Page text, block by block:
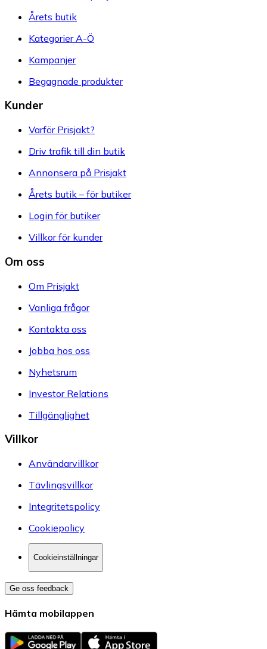
Årets butik
Kategorier A-Ö
Kampanjer
Begagnade produkter
Kunder
Varför Prisjakt?
Driv trafik till din butik
Annonsera på Prisjakt
Årets butik – för butiker
Login för butiker
Villkor för kunder
Om oss
Om Prisjakt
Vanliga frågor
Kontakta oss
Jobba hos oss
Nyhetsrum
Investor Relations
Tillgänglighet
Villkor
Användarvillkor
Tävlingsvillkor
Integritetspolicy
Cookiepolicy
Cookieinställningar
Ge oss feedback
Hämta mobilappen